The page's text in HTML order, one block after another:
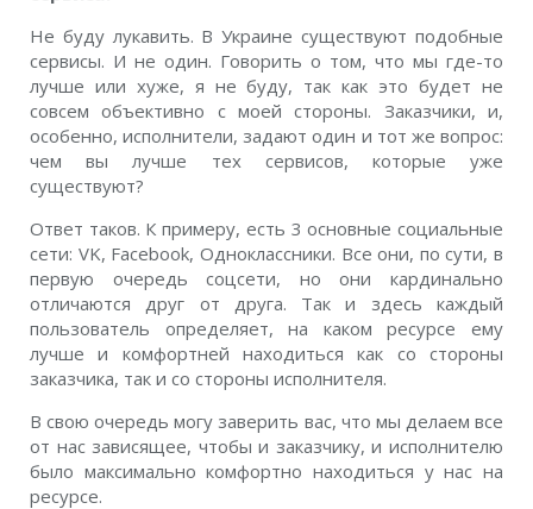
Не буду лукавить. В Украине существуют подобные
сервисы. И не один. Говорить о том, что мы где-то
лучше или хуже, я не буду, так как это будет не
совсем объективно с моей стороны. Заказчики, и,
особенно, исполнители, задают один и тот же вопрос:
чем вы лучше тех сервисов, которые уже
существуют?
Ответ таков. К примеру, есть 3 основные социальные
сети: VK, Facebook, Одноклассники. Все они, по сути, в
первую очередь соцсети, но они кардинально
отличаются друг от друга. Так и здесь каждый
пользователь определяет, на каком ресурсе ему
лучше и комфортней находиться как со стороны
заказчика, так и со стороны исполнителя.
В свою очередь могу заверить вас, что мы делаем все
от нас зависящее, чтобы и заказчику, и исполнителю
было максимально комфортно находиться у нас на
ресурсе.